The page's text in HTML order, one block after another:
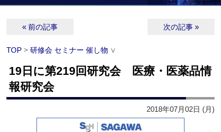
« 前の記事 次の記事 »
TOP >研修会 セミナー 催し物 ∨
19日に第219回研究会 医療・医薬品情
報研究会
2018年07月02日 (月)